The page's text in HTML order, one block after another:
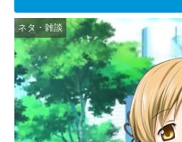
ネタ・雑談